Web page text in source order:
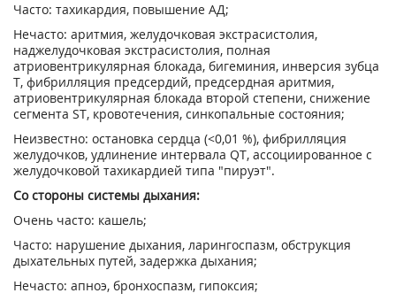
Часто: тахикардия, повышение АД;
Нечасто: аритмия, желудочковая экстрасистолия,
наджелудочковая экстрасистолия, полная
атриовентрикулярная блокада, бигеминия, инверсия зубца
Т, фибрилляция предсердий, предсердная аритмия,
атриовентрикулярная блокада второй степени, снижение
сегмента ST, кровотечения, синкопальные состояния;
Неизвестно: остановка сердца (<0,01 %), фибрилляция
желудочков, удлинение интервала QT, ассоциированное с
желудочковой тахикардией типа "пируэт".
Со стороны системы дыхания:
Очень часто: кашель;
Часто: нарушение дыхания, ларингоспазм, обструкция
дыхательных путей, задержка дыхания;
Нечасто: апноэ, бронхоспазм, гипоксия;